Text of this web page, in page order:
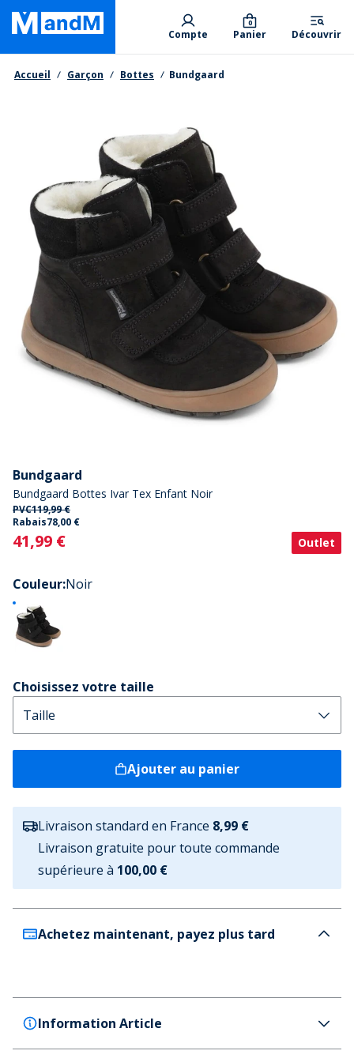
Skip
main
content
Primary departments
Compte Panier
0
Découvrir
Fil d'Ariane
Accueil Garçon Bottes Bundgaard
Bundgaard
Bundgaard Bottes Ivar Tex Enfant Noir
PVC119,99 €
Rabais78,00 €
Current
41,99 € Outlet
Couleur:Noir
Choisissez votre taille
Ajouter au panier
Livraison standard en France 8,99 €
Livraison gratuite pour toute commande
supérieure à 100,00 €
Achetez maintenant, payez plus tard
Information Article